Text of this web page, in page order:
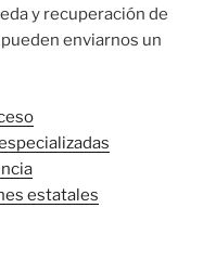
y recuperación de
enviarnos un
estatales